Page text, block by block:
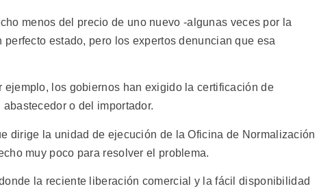
menos del precio de uno nuevo -algunas veces por la
estado, pero los expertos denuncian que esa
ejemplo, los gobiernos han exigido la certificación de
o del importador.
dirige la unidad de ejecución de la Oficina de Normalización
muy poco para resolver el problema.
la reciente liberación comercial y la fácil disponibilidad